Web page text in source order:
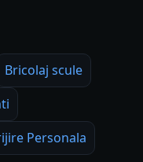
Bricolaj scule
Personala